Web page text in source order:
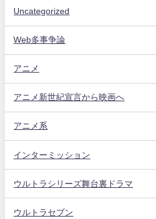
Uncategorized
Web多事争論
アニメ
アニメ新世紀宣言から映画へ
アニメ系
インターミッション
ウルトラシリーズ舞台裏ドラマ
ウルトラセブン